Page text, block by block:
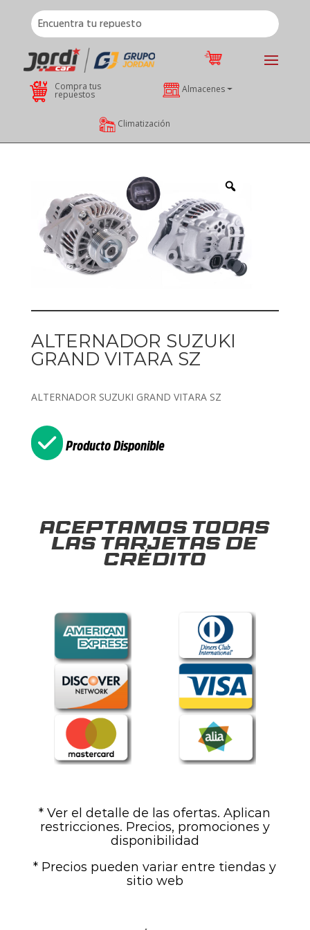
Compra tus
repuestos Almacenes
Climatización
ALTERNADOR SUZUKI
GRAND VITARA SZ
ALTERNADOR SUZUKI GRAND VITARA SZ
Producto Disponible
Aceptamos todas
las tarjetas de
crédito
* Ver el detalle de las ofertas. Aplican
restricciones. Precios, promociones y
disponibilidad
* Precios pueden variar entre tiendas y
sitio web